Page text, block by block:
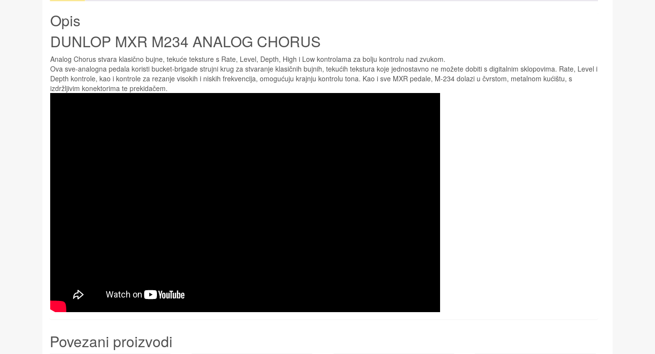
Opis
DUNLOP MXR M234 ANALOG CHORUS
Analog Chorus stvara klasično bujne, tekuće teksture s Rate, Level, Depth, High i Low kontrolama za bolju kontrolu nad zvukom.
Ova sve-analogna pedala koristi bucket-brigade strujni krug za stvaranje klasičnih bujnih, tekućih tekstura koje jednostavno ne možete dobiti s digitalnim sklopovima. Rate, Level i
Depth kontrole, kao i kontrole za rezanje visokih i niskih frekvencija, omogućuju krajnju kontrolu tona. Kao i sve MXR pedale, M-234 dolazi u čvrstom, metalnom kućištu, s
izdržljivim konektorima te prekidačem.
Povezani proizvodi